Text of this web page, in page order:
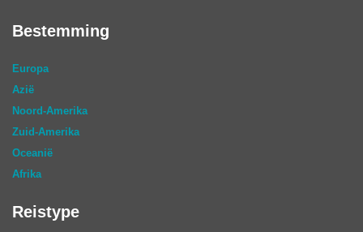
Bestemming
Europa
Azië
Noord-Amerika
Zuid-Amerika
Oceanië
Afrika
Reistype